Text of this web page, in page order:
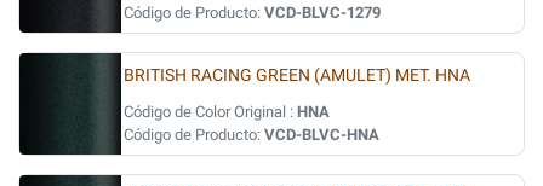
Código de Producto: VCD-BLVC-1279
BRITISH RACING GREEN (AMULET) MET. HNA
Código de Color Original : HNA
Código de Producto: VCD-BLVC-HNA